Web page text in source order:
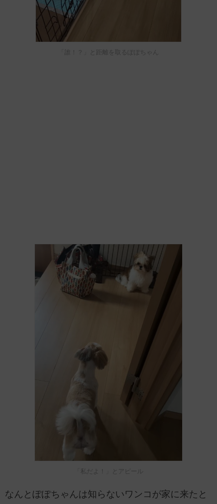
「誰！？」と距離を取るぽぽちゃん
「私だよ！」とアピール
なんとぽぽちゃんは知らないワンコが家に来たと